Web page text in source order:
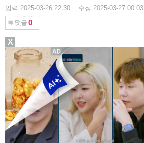
입력 2025-03-26 22:30 수정 2025-03-27 00:03
댓글 0
X